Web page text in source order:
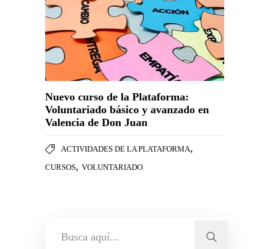
Nuevo curso de la Plataforma:
Voluntariado básico y avanzado en
Valencia de Don Juan
ACTIVIDADES DE LA PLATAFORMA,
CURSOS, VOLUNTARIADO